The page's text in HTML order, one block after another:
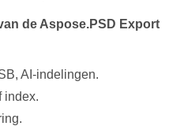
de Aspose.PSD Export
AI-indelingen.
index.